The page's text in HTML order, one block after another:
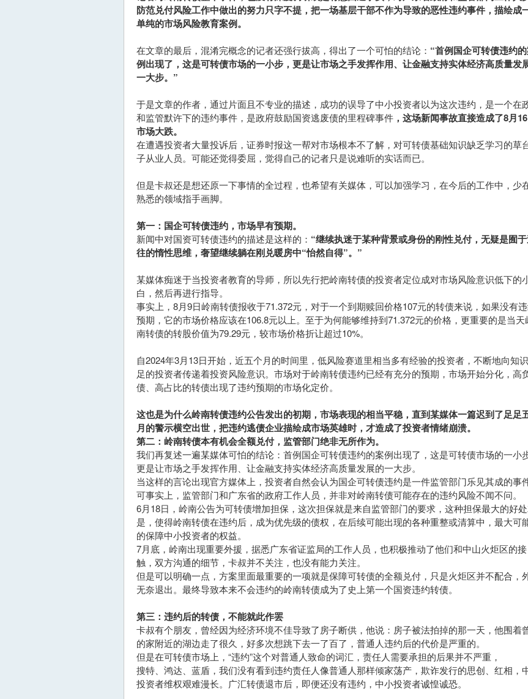
防范兑付风险工作中做出的努力只字不提，把一场基层干部不作为导致的恶性违约事件，描绘成
单纯的市场风险教育案例。
在文章的最后，混淆完概念的记者还强行拔高，得出了一个可怕的结论： “首例国企可转债违约
例出现了，这是可转债市场的一小步，更是让市场之手发挥作用、让金融支持实体经济高质量发
一大步。”
于是文章的作者，通过片面且不专业的描述，成功的误导了中小投资者以为这次违约，是一个在
和监管默许下的违约事件，是政府鼓励国资逃废债的里程碑事件 ，这场新闻事故直接造成了8月
市场大跌。
在遭遇投资者大量投诉后，证券时报这一帮对市场根本不了解，对可转债基础知识缺乏学习的草
子从业人员。可能还觉得委屈，觉得自己的记者只是说难听的实话而已。
但是卡叔还是想还原一下事情的全过程，也希望有关媒体，可以加强学习，在今后的工作中，少
熟悉的领域指手画脚。
第一：国企可转债违约，市场早有预期。
新闻中对国资可转债违约的描述是这样的： “继续执迷于某种背景或身份的刚性兑付，无疑是囿
往的惰性思维，奢望继续躺在刚兑暖房中“怡然自得”。”
某媒体痴迷于当投资者教育的导师，所以先行把岭南转债的投资者定位成对市场风险意识低下的
白，然后再进行指导。
事实上，8月9日岭南转债报收于71.372元，对于一个到期赎回价格107元的转债来说，如果没有
预期，它的市场价格应该在106.8元以上。至于为何能够维持到71.372元的价格，更重要的是当天
南转债的转股价值为79.29元，较市场价格折让超过10%。
自2024年3月13日开始，近五个月的时间里，低风险赛道里相当多有经验的投资者，不断地向知
足的投资者传递着投资风险意识。市场对于岭南转债违约已经有充分的预期，市场开始分化，高
债、高占比的转债出现了违约预期的市场化定价。
这也是为什么岭南转债违约公告发出的初期，市场表现的相当平稳，直到某媒体一篇迟到了足足
月的警示横空出世，把违约逃债企业描绘成市场英雄时，才造成了投资者情绪崩溃。
第二：岭南转债本有机会全额兑付，监管部门绝非无所作为。
我们再复述一遍某媒体可怕的结论：首例国企可转债违约的案例出现了，这是可转债市场的一小
更是让市场之手发挥作用、让金融支持实体经济高质量发展的一大步。
当这样的言论出现官方媒体上，投资者自然会认为国企可转债违约是一件监管部门乐见其成的事件
可事实上，监管部门和广东省的政府工作人员，并非对岭南转债可能存在的违约风险不闻不问。
6月18日，岭南公告为可转债增加担保，这次担保就是来自监管部门的要求，这种担保最大的好
是，使得岭南转债在违约后，成为优先级的债权，在后续可能出现的各种重整或清算中，最大可
的保障中小投资者的权益。
7月底，岭南出现重要外援，据悉广东省证监局的工作人员，也积极推动了他们和中山火炬区的接
触，双方沟通的细节，卡叔并不关注，也没有能力关注。
但是可以明确一点，方案里面最重要的一项就是保障可转债的全额兑付，只是火炬区并不配合，
无奈退出。最终导致本来不会违约的岭南转债成为了史上第一个国资违约转债。
第三：违约后的转债，不能就此作罢
卡叔有个朋友，曾经因为经济环境不佳导致了房子断供，他说：房子被法拍掉的那一天，他围着
的家附近的湖边走了很久，好多次想跳下去一了百了，普通人违约后的代价是严重的。
但是在可转债市场上，“违约”这个对普通人致命的词汇，责任人需要承担的后果并不严重，
搜特、鸿达、蓝盾，我们没有看到违约责任人像普通人那样倾家荡产，欺诈发行的思创、红相，
投资者维权艰难漫长。广汇转债退市后，即便还没有违约，中小投资者诚惶诚恐。